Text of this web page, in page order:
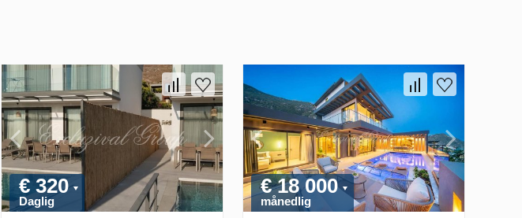
€ 320
Daglig
€ 18 000
månedlig